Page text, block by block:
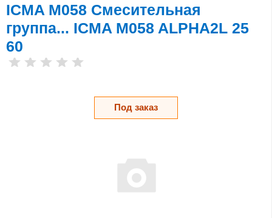
ICMA M058 Смесительная
группа... ICMA M058 ALPHA2L 25
60
Под заказ